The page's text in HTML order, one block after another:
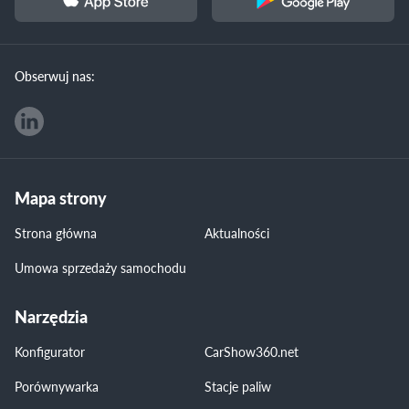
Obserwuj nas:
Mapa strony
Strona główna
Aktualności
Umowa sprzedaży samochodu
Narzędzia
Konfigurator
CarShow360.net
Porównywarka
Stacje paliw